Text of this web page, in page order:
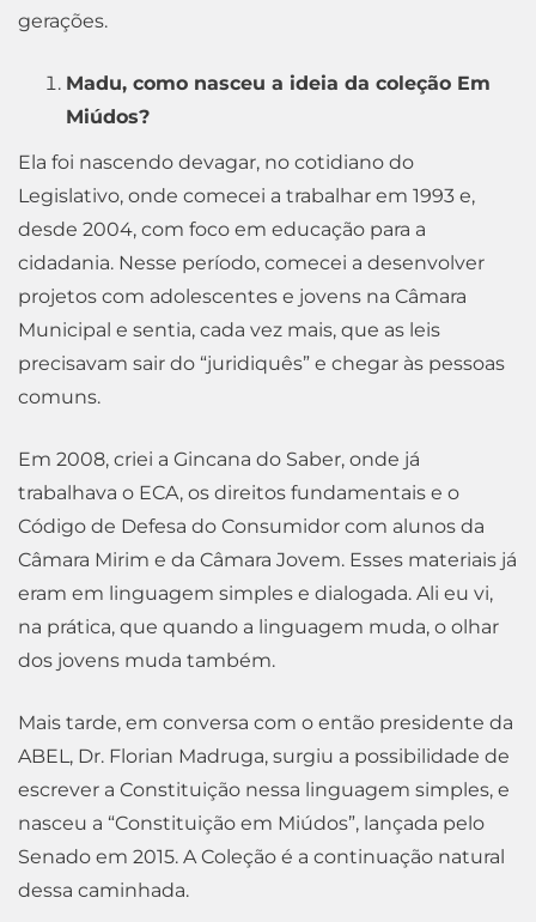
gerações.
Madu, como nasceu a ideia da coleção Em
Miúdos?
Ela foi nascendo devagar, no cotidiano do
Legislativo, onde comecei a trabalhar em 1993 e,
desde 2004, com foco em educação para a
cidadania. Nesse período, comecei a desenvolver
projetos com adolescentes e jovens na Câmara
Municipal e sentia, cada vez mais, que as leis
precisavam sair do “juridiquês” e chegar às pessoas
comuns.
Em 2008, criei a Gincana do Saber, onde já
trabalhava o ECA, os direitos fundamentais e o
Código de Defesa do Consumidor com alunos da
Câmara Mirim e da Câmara Jovem. Esses materiais já
eram em linguagem simples e dialogada. Ali eu vi,
na prática, que quando a linguagem muda, o olhar
dos jovens muda também.
Mais tarde, em conversa com o então presidente da
ABEL, Dr. Florian Madruga, surgiu a possibilidade de
escrever a Constituição nessa linguagem simples, e
nasceu a “Constituição em Miúdos”, lançada pelo
Senado em 2015. A Coleção é a continuação natural
dessa caminhada.